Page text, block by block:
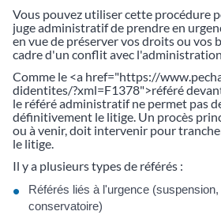
Vous pouvez utiliser cette procédure
juge administratif de prendre en
en vue de préserver vos droits ou vos
cadre d'un conflit avec l'administration.
Comme le <a href="https://
didentites/?xml=F1378">référé
le référé administratif ne permet pas
définitivement le litige. Un procès
ou à venir, doit intervenir pour
le litige.
Il y a plusieurs types de référés :
Référés liés à l'urgence (suspension,
conservatoire)